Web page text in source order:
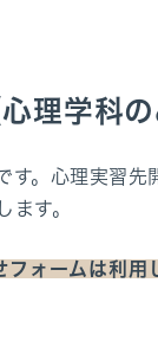
理学科の
。心理実習
ます。
ォームは利用